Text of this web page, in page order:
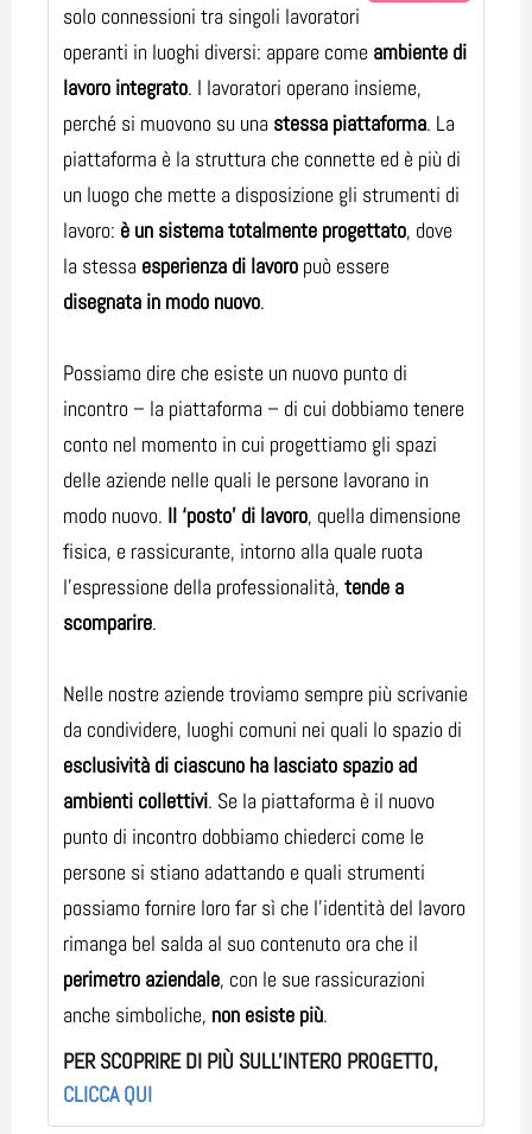
solo connessioni tra singoli lavoratori
operanti in luoghi diversi: appare come ambiente di
lavoro integrato. I lavoratori operano insieme,
perché si muovono su una stessa piattaforma. La
piattaforma è la struttura che connette ed è più di
un luogo che mette a disposizione gli strumenti di
lavoro: è un sistema totalmente progettato, dove
la stessa esperienza di lavoro può essere
disegnata in modo nuovo.
Possiamo dire che esiste un nuovo punto di
incontro – la piattaforma – di cui dobbiamo tenere
conto nel momento in cui progettiamo gli spazi
delle aziende nelle quali le persone lavorano in
modo nuovo. Il ‘posto’ di lavoro, quella dimensione
fisica, e rassicurante, intorno alla quale ruota
l’espressione della professionalità, tende a
scomparire.
Nelle nostre aziende troviamo sempre più scrivanie
da condividere, luoghi comuni nei quali lo spazio di
esclusività di ciascuno ha lasciato spazio ad
ambienti collettivi. Se la piattaforma è il nuovo
punto di incontro dobbiamo chiederci come le
persone si stiano adattando e quali strumenti
possiamo fornire loro far sì che l’identità del lavoro
rimanga bel salda al suo contenuto ora che il
perimetro aziendale, con le sue rassicurazioni
anche simboliche, non esiste più.
PER SCOPRIRE DI PIÙ SULL'INTERO PROGETTO,
CLICCA QUI